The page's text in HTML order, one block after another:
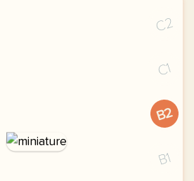
C2
C1
B2
B1